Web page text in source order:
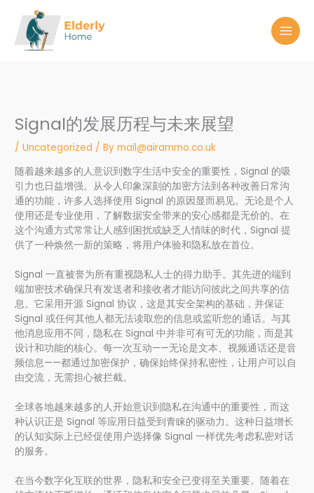
content
Signal的发展历程与未来展望
/Uncategorized / Bymail@airammo.co.uk
随着越来越多的人意识到数字生活中安全的重要性，Signal 的吸
引力也日益增强。从令人印象深刻的加密方法到各种改善日常沟
通的功能，许多人选择使用 Signal 的原因显而易见。无论是个人
使用还是专业使用，了解数据安全带来的安心感都是无价的。在
这个沟通方式常常让人感到困扰或缺乏人情味的时代，Signal 提
供了一种焕然一新的策略，将用户体验和隐私放在首位。
Signal 一直被誉为所有重视隐私人士的得力助手。其先进的端到
端加密技术确保只有发送者和接收者才能访问彼此之间共享的信
息。它采用开源 Signal 协议，这是其安全架构的基础，并保证
Signal 或任何其他人都无法读取您的信息或监听您的通话。与其
他消息应用不同，隐私在 Signal 中并非可有可无的功能，而是其
设计和功能的核心。每一次互动——无论是文本、视频通话还是音
频信息——都通过加密保护，确保始终保持私密性，让用户可以自
由交流，无需担心被拦截。
全球各地越来越多的人开始意识到隐私在沟通中的重要性，而这
种认识正是 Signal 等应用日益受到青睐的驱动力。这种日益增长
的认知实际上已经促使用户选择像 Signal 一样优先考虑私密对话
的服务。
在当今数字化互联的世界，隐私和安全已变得至关重要。随着在